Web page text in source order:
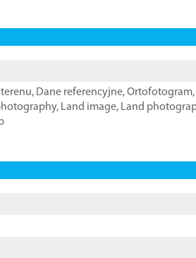
, Dane referencyjne,Ortofotogram,
, Land image, Land